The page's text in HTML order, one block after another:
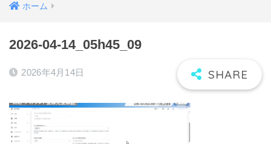
ホーム
2026-04-14_05h45_09
2026年4月14日